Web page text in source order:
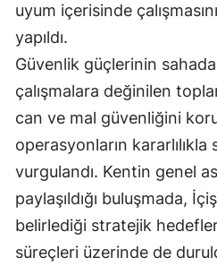
uyum içerisinde
yapıldı.
Güvenlik güçlerinin
çalışmalara değinilen
can ve mal güvenliğini
operasyonların
vurgulandı. Kentin genel
paylaşıldığı buluşmada,
belirlediği stratejik
süreçleri üzerinde de